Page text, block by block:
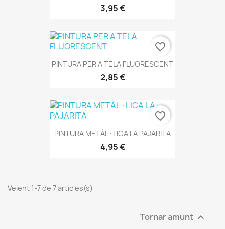
3,95 €
PINTURA PER A TELA FLUORESCENT
2,85 €
favorite_border
PINTURA METÀL·LICA LA PAJARITA
4,95 €
favorite_border
Veient 1-7 de 7 articles(s)
Tornar amunt 